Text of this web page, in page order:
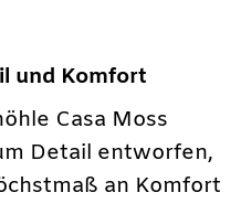
und Komfort
Casa Moss
Detail entworfen,
an Komfort